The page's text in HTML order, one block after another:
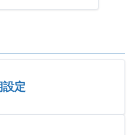
設定